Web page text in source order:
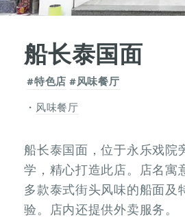
船长泰国面
#特色店 #风味餐厅
风味餐厅
船长泰国面，位于永乐戏院
学，精心打造此店。店名寓
多款泰式街头风味的船面及
验。店内还提供外卖服务。